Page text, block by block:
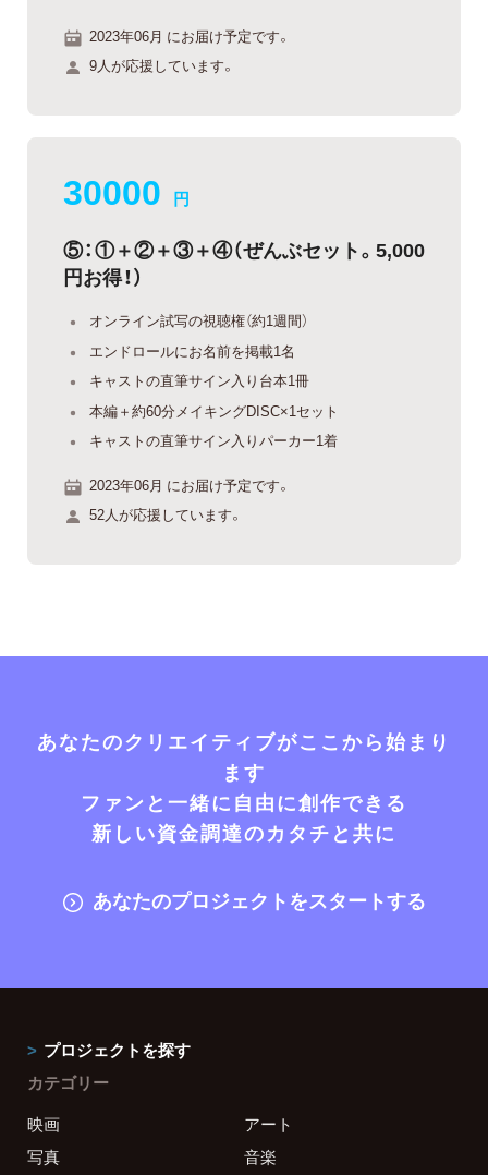
2023年06月 にお届け予定です。
9人が応援しています。
30000 円
⑤：①＋②＋③＋④（ぜんぶセット。5,000
円お得！）
オンライン試写の視聴権（約1週間）
エンドロールにお名前を掲載1名
キャストの直筆サイン入り台本1冊
本編＋約60分メイキングDISC×1セット
キャストの直筆サイン入りパーカー1着
2023年06月 にお届け予定です。
52人が応援しています。
あなたのクリエイティブがここから始まり
ます
ファンと一緒に自由に創作できる
新しい資金調達のカタチと共に
あなたのプロジェクトをスタートする
プロジェクトを探す
カテゴリー
映画
アート
写真
音楽